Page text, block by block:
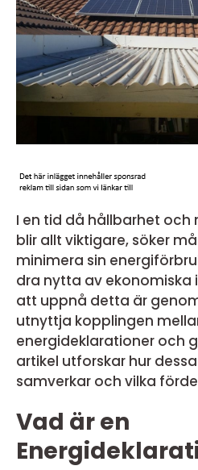
I en tid då hållbarhet
blir allt viktigare, söker
minimera sin
dra nytta av ekonomiska
att uppnå detta är
utnyttja kopplingen
energideklarationer och
artikel utforskar hur
samverkar och vilka
Vad är en